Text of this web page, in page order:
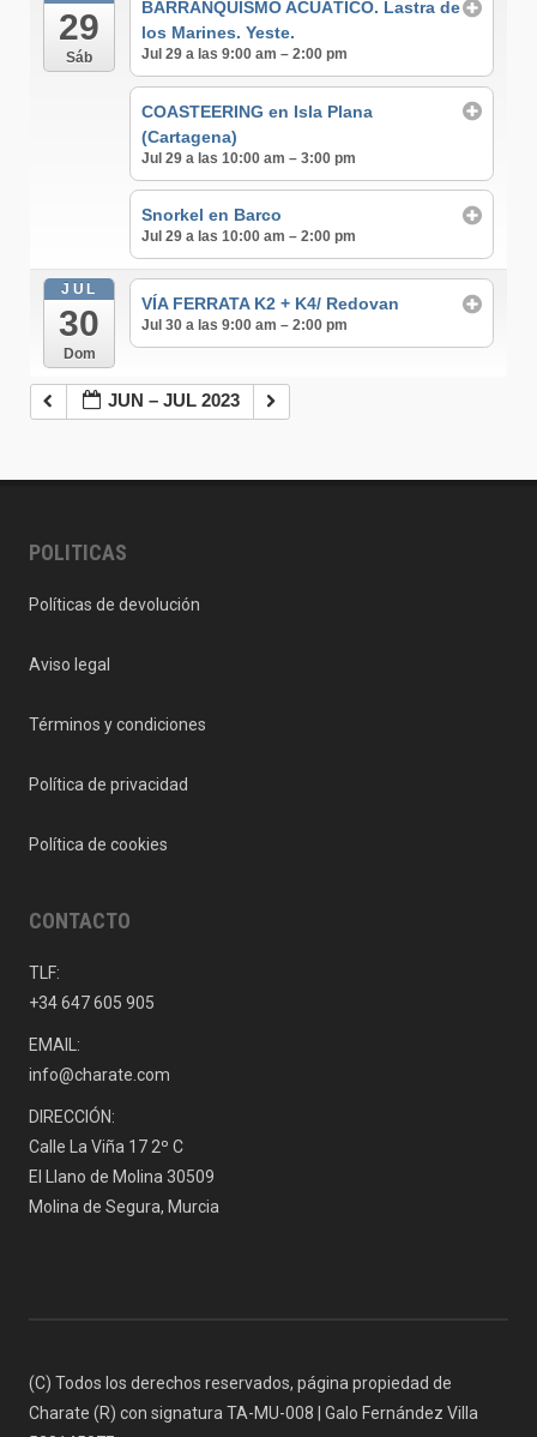
29
Sáb
BARRANQUISMO ACUÁTICO. Lastra de
los Marines. Yeste.
Jul 29 a las 9:00 am – 2:00 pm
COASTEERING en Isla Plana
(Cartagena)
Jul 29 a las 10:00 am – 3:00 pm
Snorkel en Barco
Jul 29 a las 10:00 am – 2:00 pm
JUL
30
Dom
VÍA FERRATA K2 + K4/ Redovan
Jul 30 a las 9:00 am – 2:00 pm
JUN – JUL 2023
POLITICAS
Políticas de devolución
Aviso legal
Términos y condiciones
Política de privacidad
Política de cookies
CONTACTO
TLF:
+34 647 605 905
EMAIL:
info@charate.com
DIRECCIÓN:
Calle La Viña 17 2º C
El Llano de Molina 30509
Molina de Segura, Murcia
(C) Todos los derechos reservados, página propiedad de
Charate (R) con signatura TA-MU-008 | Galo Fernández Villa